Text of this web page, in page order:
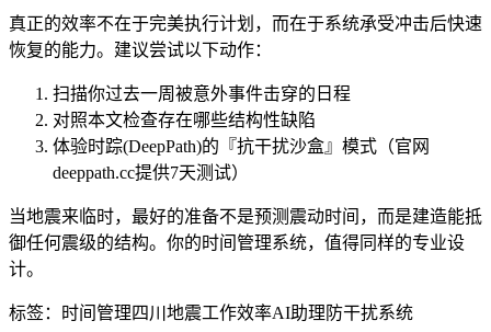
真正的效率不在于完美执行计划，而在于系统承受冲击后快速
恢复的能力。建议尝试以下动作：
扫描你过去一周被意外事件击穿的日程
对照本文检查存在哪些结构性缺陷
体验时踪(DeepPath)的『抗干扰沙盒』模式（官网
deeppath.cc提供7天测试）
当地震来临时，最好的准备不是预测震动时间，而是建造能抵
御任何震级的结构。你的时间管理系统，值得同样的专业设
计。
标签： 时间管理四川地震工作效率AI助理 防干扰系统